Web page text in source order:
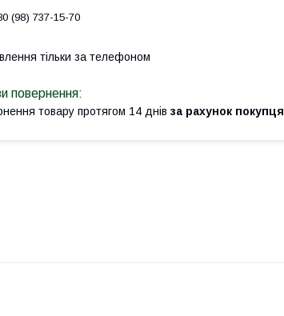
(98) 737-15-70
тільки за телефоном
товару протягом 14 днів за рахунок покупця